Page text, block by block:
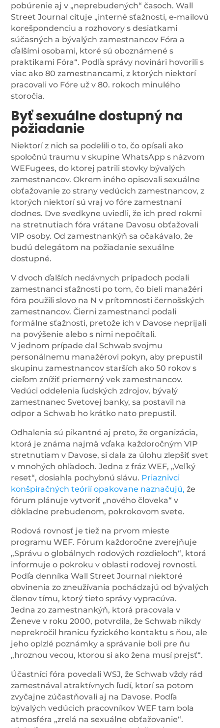
pobúrenie aj v „neprebudených“ časoch. Wall
Street Journal cituje „interné sťažnosti, e-mailovú
korešpondenciu a rozhovory s desiatkami
súčasných a bývalých zamestnancov Fóra a
ďalšími osobami, ktoré sú oboznámené s
praktikami Fóra“. Podľa správy novinári hovorili s
viac ako 80 zamestnancami, z ktorých niektorí
pracovali vo Fóre už v 80. rokoch minulého
storočia.
Byť sexuálne dostupný na
požiadanie
Niektorí z nich sa podelili o to, čo opísali ako
spoločnú traumu v skupine WhatsApp s názvom
WEFugees, do ktorej patrili stovky bývalých
zamestnancov. Okrem iného opisovali sexuálne
obťažovanie zo strany vedúcich zamestnancov, z
ktorých niektorí sú vraj vo fóre zamestnaní
dodnes. Dve svedkyne uviedli, že ich pred rokmi
na stretnutiach fóra vrátane Davosu obťažovali
VIP osoby. Od zamestnankýň sa očakávalo, že
budú delegátom na požiadanie sexuálne
dostupné.
V dvoch ďalších nedávnych prípadoch podali
zamestnanci sťažnosti po tom, čo bieli manažéri
fóra použili slovo na N v prítomnosti černošských
zamestnancov. Čierni zamestnanci podali
formálne sťažnosti, pretože ich v Davose neprijali
na povýšenie alebo s nimi nepočítali.
V jednom prípade dal Schwab svojmu
personálnemu manažérovi pokyn, aby prepustil
skupinu zamestnancov starších ako 50 rokov s
cieľom znížiť priemerný vek zamestnancov.
Vedúci oddelenia ľudských zdrojov, bývalý
zamestnanec Svetovej banky, sa postavil na
odpor a Schwab ho krátko nato prepustil.
Odhalenia sú pikantné aj preto, že organizácia,
ktorá je známa najmä vďaka každoročným VIP
stretnutiam v Davose, si dala za úlohu zlepšiť svet
v mnohých ohľadoch. Jedna z fráz WEF, „Veľký
reset“, dosiahla pochybnú slávu. Priaznivci
konšpiračných teórií opakovane naznačujú, že
fórum plánuje vytvoriť „nového človeka“ v
dôkladne prebudenom, pokrokovom svete.
Rodová rovnosť je tiež na prvom mieste
programu WEF. Fórum každoročne zverejňuje
„Správu o globálnych rodových rozdieloch“, ktorá
informuje o pokroku v oblasti rodovej rovnosti.
Podľa denníka Wall Street Journal niektoré
obvinenia zo zneužívania pochádzajú od bývalých
členov tímu, ktorý tieto správy vypracúva.
Jedna zo zamestnankýň, ktorá pracovala v
Ženeve v roku 2000, potvrdila, že Schwab nikdy
neprekročil hranicu fyzického kontaktu s ňou, ale
jeho oplzlé poznámky a správanie boli pre ňu
„hroznou vecou, ktorou si ako žena musí prejsť“.
Účastníci fóra povedali WSJ, že Schwab vždy rád
zamestnával atraktívnych ľudí, ktorí sa potom
zvyčajne zúčastňovali aj na Davose. Podľa
bývalých vedúcich pracovníkov WEF tam bola
atmosféra „zrelá na sexuálne obťažovanie“.